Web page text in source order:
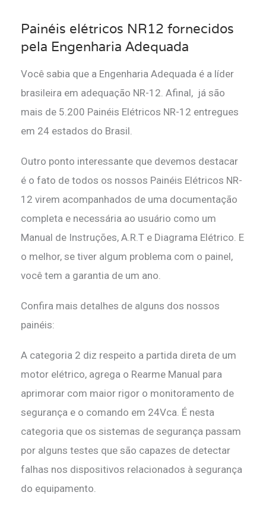
Painéis elétricos NR12 fornecidos
pela Engenharia Adequada
Você sabia que a Engenharia Adequada é a líder
brasileira em adequação NR-12. Afinal, já são
mais de 5.200 Painéis Elétricos NR-12 entregues
em 24 estados do Brasil.
Outro ponto interessante que devemos destacar
é o fato de todos os nossos Painéis Elétricos NR-
12 virem acompanhados de uma documentação
completa e necessária ao usuário como um
Manual de Instruções, A.R.T e Diagrama Elétrico. E
o melhor, se tiver algum problema com o painel,
você tem a garantia de um ano.
Confira mais detalhes de alguns dos nossos
painéis:
A categoria 2 diz respeito a partida direta de um
motor elétrico, agrega o Rearme Manual para
aprimorar com maior rigor o monitoramento de
segurança e o comando em 24Vca. É nesta
categoria que os sistemas de segurança passam
por alguns testes que são capazes de detectar
falhas nos dispositivos relacionados à segurança
do equipamento.